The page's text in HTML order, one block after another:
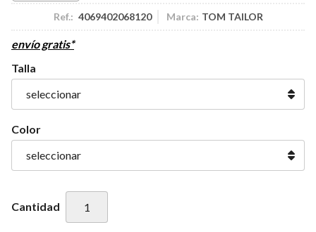
Ref.: 4069402068120 Marca: TOM TAILOR
envío gratis*
Talla
Color
Cantidad